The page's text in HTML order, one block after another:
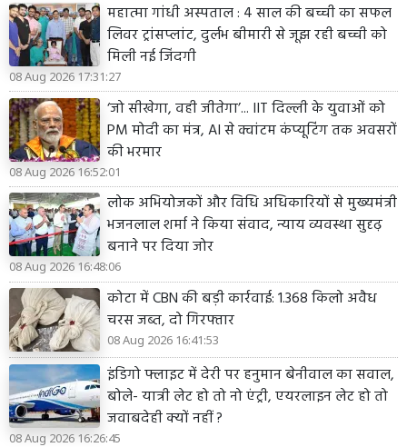
महात्मा गांधी अस्पताल : 4 साल की बच्ची का सफल
लिवर ट्रांसप्लांट, दुर्लभ बीमारी से जूझ रही बच्ची को
मिली नई जिंदगी
08 Aug 2026 17:31:27
‘जो सीखेगा, वही जीतेगा’... IIT दिल्ली के युवाओं को
PM मोदी का मंत्र, AI से क्वांटम कंप्यूटिंग तक अवसरों
की भरमार
08 Aug 2026 16:52:01
लोक अभियोजकों और विधि अधिकारियों से मुख्यमंत्री
भजनलाल शर्मा ने किया संवाद, न्याय व्यवस्था सुदृढ़
बनाने पर दिया जोर
08 Aug 2026 16:48:06
कोटा में CBN की बड़ी कार्रवाई: 1.368 किलो अवैध
चरस जब्त, दो गिरफ्तार
08 Aug 2026 16:41:53
इंडिगो फ्लाइट में देरी पर हनुमान बेनीवाल का सवाल,
बोले- यात्री लेट हो तो नो एंट्री, एयरलाइन लेट हो तो
जवाबदेही क्यों नहीं ?
08 Aug 2026 16:26:45